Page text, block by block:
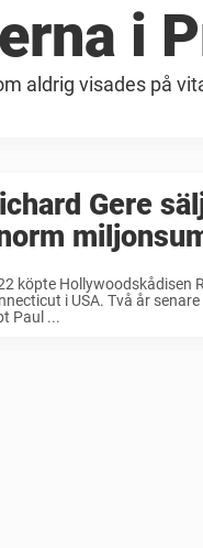
i
aldrig visades på
Gere
köpte Hollywoodskådisen
i USA. Två år
Paul ...